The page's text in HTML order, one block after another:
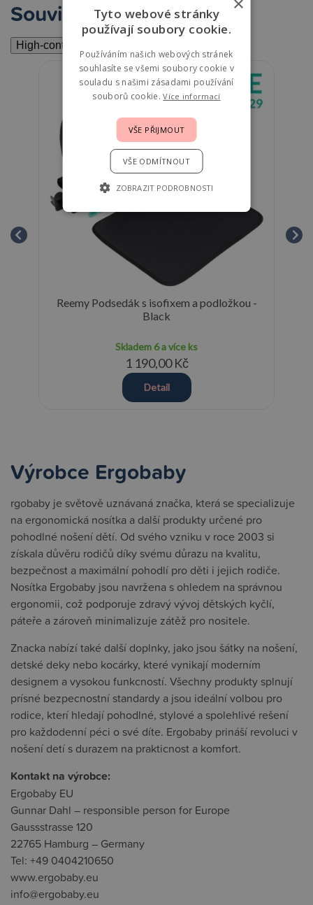
Související
High-contrast mode
Reemy Podsedák s isofixem a podložkou -
Black
Skladem 6 a více ks
1 190,00 Kč
Detail
Výrobce Ergobaby
rgobaby je světově uznávaná značka, která se specializuje
na ergonomická nosítka a další produkty určené pro
pohodlné nošení dětí. Od svého vzniku v roce 2003 si
získala důvěru rodičů díky svému důrazu na kvalitu,
bezpečnost a maximální pohodlí pro děti i jejich rodiče.
Nosítka Ergobaby jsou navržena s ohledem na správnou
ergonomii, což podporuje zdravý vývoj dětských kyčlí,
páteře a zároveň minimalizuje zátěž pro nositele.
Znacka nabízí také další doplnky, jako jsou šátky na nošení,
detské deky nebo kocárky, které vynikají moderním
designem a vysokou funkcností. Všechny produkty splnují
prísné bezpecnostní standardy a jsou ideální volbou pro
rodice, kterí hledají pohodlné, stylové a spolehlivé rešení
pro každodenní péci o své díte. Ergobaby prináší revoluci v
nošení detí s durazem na prakticnost a komfort.
Kontakt na výrobce:
Ergobaby EU
Gunnar Dahl – responsible person for Europe
Gaussstrasse 120
22765 Hamburg – Germany
Tel: +49 0404210650
www.ergobaby.eu
info@ergobaby.eu
Tyto webové stránky
používají soubory cookie.
Používáním našich webových stránek
souhlasíte se všemi soubory cookie v
souladu s našimi zásadami používání
souborů cookie.Více informací
VŠE PŘIJMOUT
VŠE ODMÍTNOUT
ZOBRAZIT PODROBNOSTI